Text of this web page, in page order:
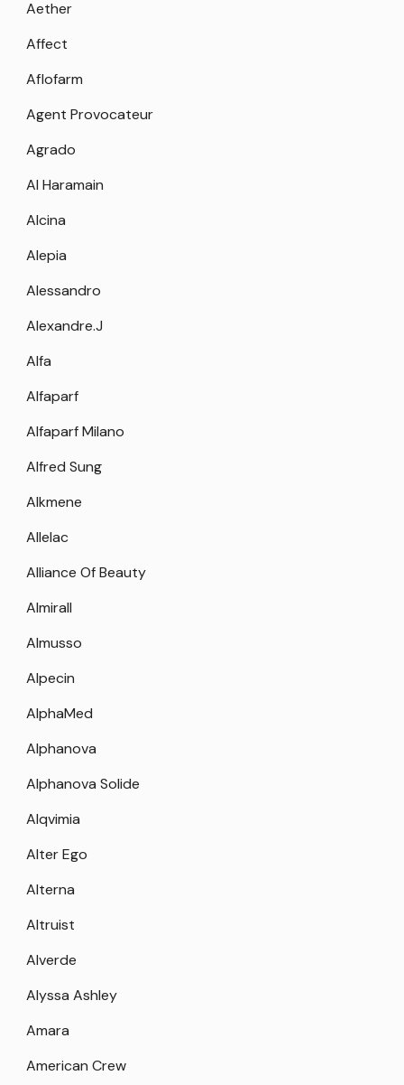
Aether
Affect
Aflofarm
Agent Provocateur
Agrado
Al Haramain
Alcina
Alepia
Alessandro
Alexandre.J
Alfa
Alfaparf
Alfaparf Milano
Alfred Sung
Alkmene
Allelac
Alliance Of Beauty
Almirall
Almusso
Alpecin
AlphaMed
Alphanova
Alphanova Solide
Alqvimia
Alter Ego
Alterna
Altruist
Alverde
Alyssa Ashley
Amara
American Crew